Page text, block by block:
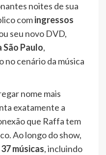
noites de sua
comingressos
seu novo DVD,
São Paulo,
no cenário da música
nome mais
exatamente a
que Raffa tem
Ao longo do show,
37 músicas, incluindo